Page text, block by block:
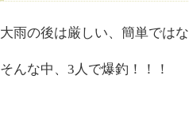
大雨の後は厳しい、簡単では
そんな中、3人で爆釣！！！